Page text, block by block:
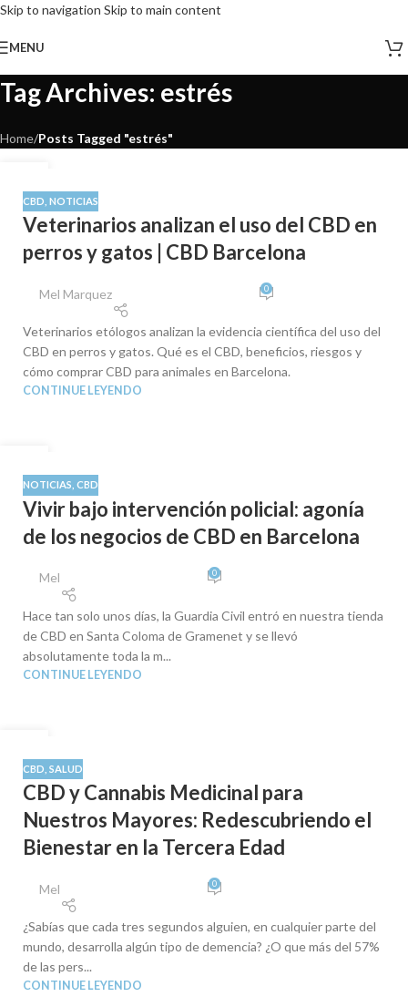
Skip to navigation Skip to main content
MENU
Tag Archives: estrés
Home/Posts Tagged "estrés"
DIC
CBD NOTICIAS
Veterinarios analizan el uso del CBD en
perros y gatos | CBD Barcelona
Mel Marquez 0
Veterinarios etólogos analizan la evidencia científica del uso del
CBD en perros y gatos. Qué es el CBD, beneficios, riesgos y
cómo comprar CBD para animales en Barcelona.
CONTINUE LEYENDO
OCT
NOTICIAS CBD
Vivir bajo intervención policial: agonía
de los negocios de CBD en Barcelona
Mel 0
Hace tan solo unos días, la Guardia Civil entró en nuestra tienda
de CBD en Santa Coloma de Gramenet y se llevó
absolutamente toda la m...
CONTINUE LEYENDO
SEP
CBD SALUD
CBD y Cannabis Medicinal para
Nuestros Mayores: Redescubriendo el
Bienestar en la Tercera Edad
Mel 0
¿Sabías que cada tres segundos alguien, en cualquier parte del
mundo, desarrolla algún tipo de demencia? ¿O que más del 57%
de las pers...
CONTINUE LEYENDO